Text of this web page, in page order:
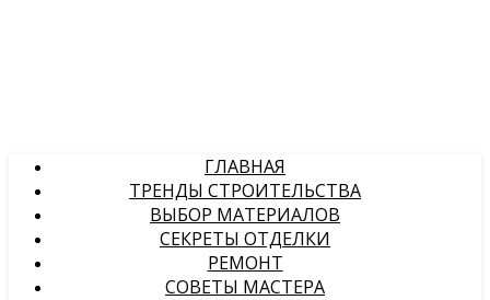
ГЛАВНАЯ
ТРЕНДЫ СТРОИТЕЛЬСТВА
ВЫБОР МАТЕРИАЛОВ
СЕКРЕТЫ ОТДЕЛКИ
РЕМОНТ
СОВЕТЫ МАСТЕРА